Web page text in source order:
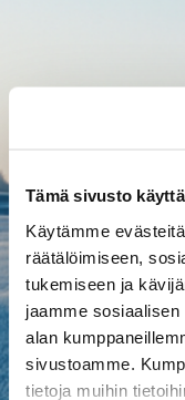
Tämä sivusto
Käytämme
räätälöimiseen,
tukemiseen ja
jaamme
alan
sivustoamme.
tietoja muihin